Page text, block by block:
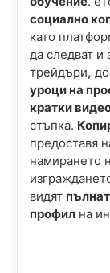
социално
като
да следват и
трейдъри,
уроци на
кратки
стъпка.
предоставя
намирането
видят
профилна